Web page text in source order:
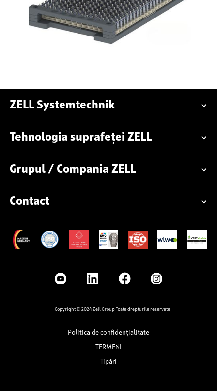
ZELL Systemtechnik
Tehnologia suprafeței ZELL
Grupul / Compania ZELL
Contact
Copyright © 2024 Zell Group Toate drepturile rezervate
Politica de confidențialitate
TERMENI
Tipări